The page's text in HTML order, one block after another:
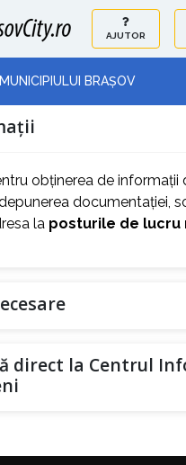
AJUTOR
BRAȘOV
obținerea de informații
documentației,
la posturile de lucru
direct la Centrul